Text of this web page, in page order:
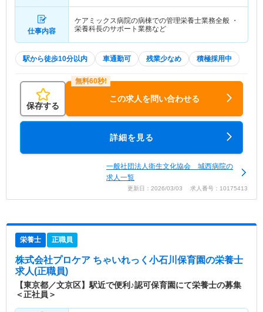
仕事内容
ケアミックス病院の病棟での管理栄養士業務全般 ・
栄養科長のサポート業務など
駅から徒歩10分以内 車通勤可 残業少なめ 積極採用中
保存する
この求人を問い合わせる
詳細を見る
一般社団法人衛生文化協会 城西病院の
求人一覧
更新日：2026/03/03 求人番号：10175413
栄養士 正職員
株式会社プロケア ちゃいれっく小石川保育園の栄養士
求人(正職員)
【東京都／文京区】駅近で便利♪認可保育園にて栄養士の募集
＜正社員＞